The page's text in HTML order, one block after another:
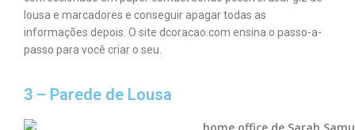
lousa e marcadores e conseguir apagar todas as
informações depois. O site dcoracao.com ensina o passo-a-
passo para você criar o seu.
3 – Parede de Lousa